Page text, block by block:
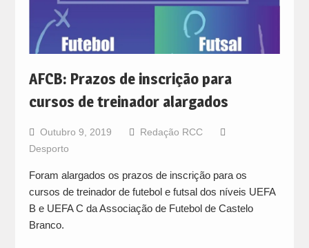
AFCB: Prazos de inscrição para
cursos de treinador alargados
Outubro 9, 2019
Redação RCC
Desporto
Foram alargados os prazos de inscrição para os
cursos de treinador de futebol e futsal dos níveis UEFA
B e UEFA C da Associação de Futebol de Castelo
Branco.